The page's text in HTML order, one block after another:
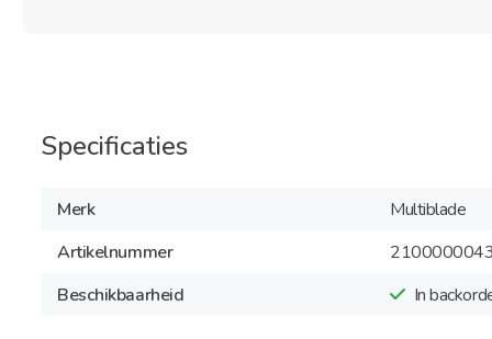
Specificaties
Merk
Multiblade
Artikelnummer
Beschikbaarheid
In